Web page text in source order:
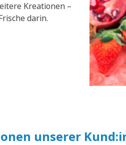
Kreationen –
darin.
unserer